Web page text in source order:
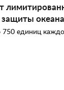
защиты океана
единиц